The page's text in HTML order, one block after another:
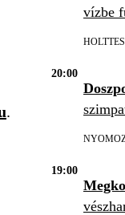
.
vízbe
20:00
19:00